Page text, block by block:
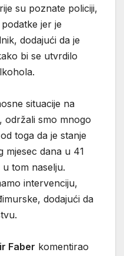
su poznate policiji,
jer je
dodajući da je
bi se utvrdilo
situacije na
održali smo mnogo
toga da je stanje
mjesec dana u 41
tom naselju.
intervenciju,
dodajući da
Faber komentirao